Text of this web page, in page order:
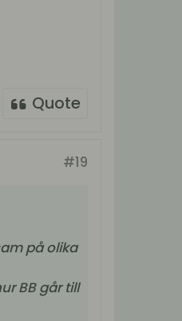
Quote
#19
på olika
BB går till